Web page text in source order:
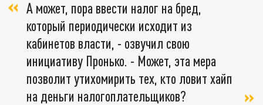
А может, пора ввести налог на бред,
который периодически исходит из
кабинетов власти, - озвучил свою
инициативу Пронько. - Может, эта мера
позволит утихомирить тех, кто ловит хайп
на деньги налогоплательщиков?